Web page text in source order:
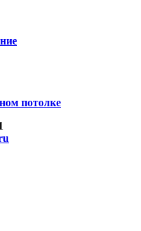
потолке